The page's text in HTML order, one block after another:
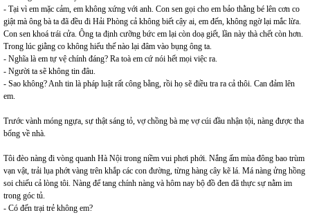
- Tại vì em mặc cảm, em không xứng với anh. Con sen gọi cho em bảo thằng bé lên cơn co
giật mà ông bà ta đã đều đi Hải Phòng cả không biết cậy ai, em đến, không ngờ lại mắc lừa.
Con sen khoá trái cửa. Ông ta định cưỡng bức em lại còn doạ giết, lần này thà chết còn hơn.
Trong lúc giằng co không hiểu thế nào lại đâm vào bụng ông ta.
- Nghĩa là em tự vệ chính đáng? Ra toà em cứ nói hết mọi việc ra.
- Người ta sẽ không tin đâu.
- Sao không? Anh tin là pháp luật rất công bằng, rồi họ sẽ điều tra ra cả thôi. Can đảm lên
em.
Trước vành móng ngựa, sự thật sáng tỏ, vợ chồng bà mẹ vợ cúi đầu nhận tội, nàng được tha
bổng về nhà.
Tôi đèo nàng đi vòng quanh Hà Nội trong niềm vui phơi phới. Nắng ấm mùa đông bao trùm
vạn vật, trải lụa phớt vàng trên khắp các con đường, từng hàng cây kẽ lá. Má nàng ửng hồng
soi chiếu cả lòng tôi. Nàng để tang chính nàng và hôm nay bộ đồ đen đã thực sự nằm im
trong góc tủ.
- Có đến trại trẻ không em?